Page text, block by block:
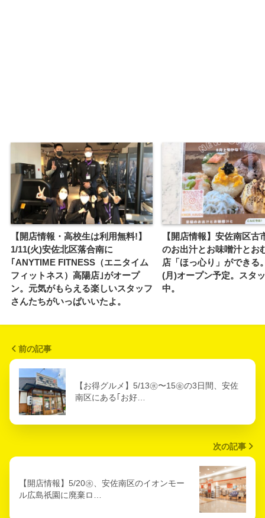
【開店情報・高校生は利用無料!】
1/11(火)安佐北区落合南に
｢ANYTIME FITNESS（エニタイム
フィットネス）高陽店｣がオープ
ン。元気がもらえる楽しいスタッフ
さんたちがいっぱいいたよ。
【開店情報】安佐南区古
のお出汁とお味噌汁とお
店「ほっ心り」ができる
(月)オープン予定。スタ
中。
前の記事
【お得グルメ】5/13㊌〜15㊎の3日間、安佐
南区にある｢お好…
次の記事
【開店情報】5/20㊌、安佐南区のイオンモー
ル広島祇園に廃棄ロ…